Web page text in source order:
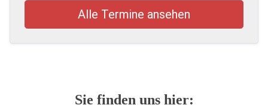
Alle Termine ansehen
Sie finden uns hier: